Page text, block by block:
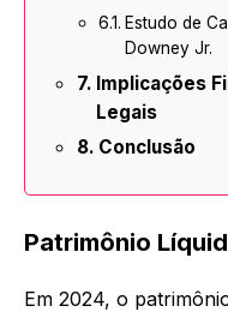
Estudo de
Downey Jr.
Implicações
Legais
Conclusão
Patrimônio
Em 2024, o